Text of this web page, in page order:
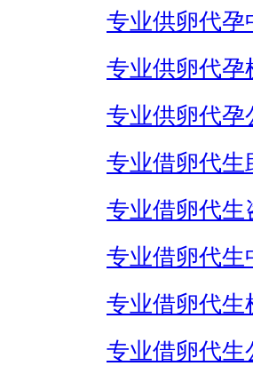
专业供卵代孕
专业供卵代孕
专业供卵代孕
专业借卵代生
专业借卵代生
专业借卵代生
专业借卵代生
专业借卵代生